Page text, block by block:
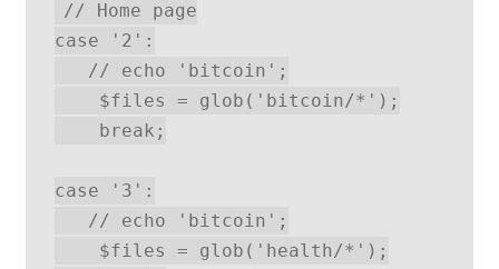
// Home page
case '2':
   // echo 'bitcoin';
    $files = glob('bitcoin/*');
    break;
case '3':
   // echo 'bitcoin';
    $files = glob('health/*');